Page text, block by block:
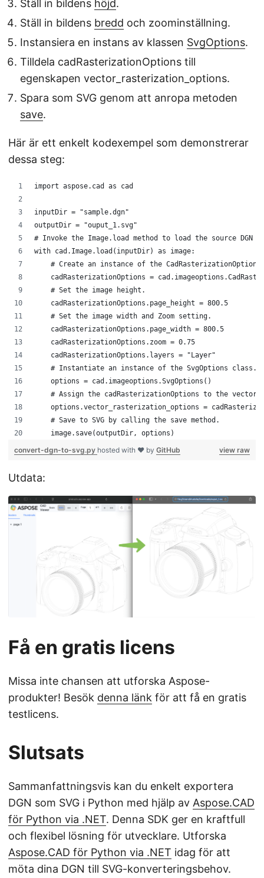
Ställ in bildens höjd.
Ställ in bildens bredd och zoominställning.
Instansiera en instans av klassen SvgOptions.
Tilldela cadRasterizationOptions till
egenskapen vector_rasterization_options.
Spara som SVG genom att anropa metoden
save.
Här är ett enkelt kodexempel som demonstrerar
dessa steg:
import aspose.cad as cad
inputDir = "sample.dgn"
outputDir = "ouput_1.svg"
# Invoke the Image.load method to load the source
with cad.Image.load(inputDir) as image:
# Create an instance of the
cadRasterizationOptions =
    # Set the image height.
    cadRasterizationOptions.page_height = 800.5
    # Set the image width and Zoom setting.
    cadRasterizationOptions.page_width = 800.5
    cadRasterizationOptions.zoom = 0.75
    cadRasterizationOptions.layers = "Layer"
    # Instantiate an instance of the SvgOptions class.
    options = cad.imageoptions.SvgOptions()
# Assign the cadRasterizationOptions to the
options.vector_rasterization_options =
    # Save to SVG by calling the save method.
    image.save(outputDir, options)
view raw
convert-dgn-to-svg.py hosted with ❤ by GitHub
Utdata:
Få en gratis licens
Missa inte chansen att utforska Aspose-
produkter! Besök denna länk för att få en gratis
testlicens.
Slutsats
Sammanfattningsvis kan du enkelt exportera
DGN som SVG i Python med hjälp av Aspose.CAD
för Python via .NET. Denna SDK ger en kraftfull
och flexibel lösning för utvecklare. Utforska
Aspose.CAD för Python via .NET idag för att
möta dina DGN till SVG-konverteringsbehov.